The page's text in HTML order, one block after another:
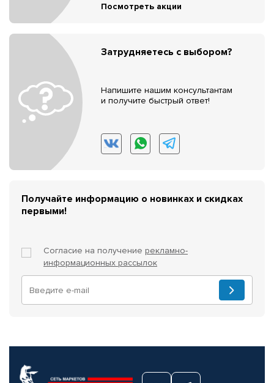
Посмотреть акции
Затрудняетесь с выбором?
Напишите нашим консультантам
и получите быстрый ответ!
Получайте информацию о новинках и скидках
первыми!
Согласие на получение рекламно-
информационных рассылок